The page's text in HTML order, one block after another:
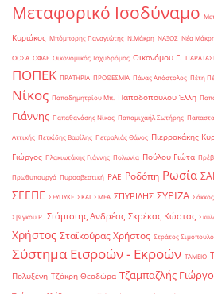
Μεταφορικό Ισοδύναμο
Κυριάκος Μπόμπορης Παναγιώτης Ν.Μάκρη ΝΑΞΟΣ Νέα
ΟΟΣΑ ΟΦΑΕ Οικονομικός Ταχυδρόμος Οικονόμου Γ.
ΠΟΠΕΚ ΠΡΑΤΗΡΙΑ ΠΡΟΘΕΣΜΙΑ Πάνας Απόστολος Πέτη
Νίκος Παπαδημητρίου Μπ. Παπαδοπούλου Έλλη
Γιάννης Παπαθανάσης Νίκος Παπαμιχαήλ Σωτήρης
Αττικής Πετκίδης Βασίλης Πετραλιάς Θάνος Πιερρακάκης
Γιώργος Πλακιωτάκης Γιάννης Πολωνία Πούλου Γιώτα
Πρωθυπουργό Πυροσβεστική ΡΑΕ Ροδόπη Ρωσία
ΣΕΕΠΕ ΣΕΥΠΥΚΕ ΣΚΑΙ ΣΜΕΑ ΣΠΥΡΙΔΗΣ ΣΥΡΙΖΑ
Σβίγκου Ρ. Σιάμισιης Ανδρέας Σκρέκας Κώστας
Χρήστος Σταϊκούρας Χρήστος Στράτος
Σύστημα Εισροών - Εκροών ΤΑΜΕΙΟ
Πολυξένη Τζάκρη Θεοδώρα Τζαμπαζλής